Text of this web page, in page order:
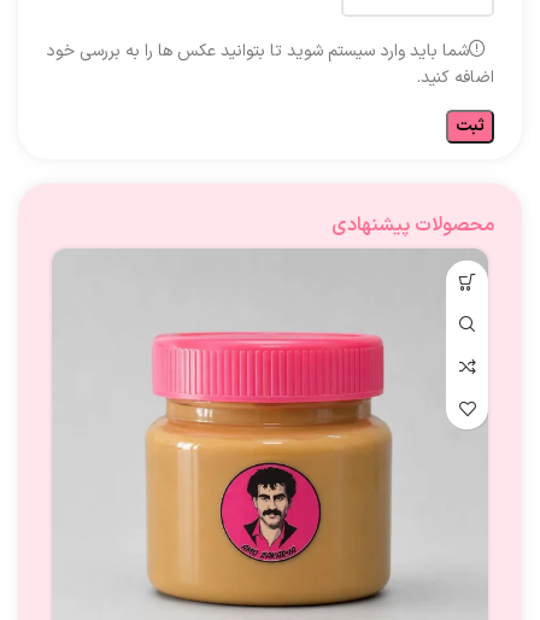
شما باید وارد سیستم شوید تا بتوانید عکس ها را به بررسی خود
اضافه کنید.
محصولات پیشنهادی